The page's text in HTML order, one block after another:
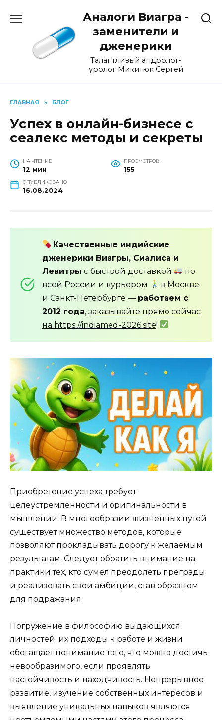
Аналоги Виагра -
заменители и
дженерики
Талантливый андролог-
уролог Микитюк Сергей
ГЛАВНАЯ » БЛОГ
Успех в онлайн-бизнесе с
сеалекс методы и секреты
НА ЧТЕНИЕ
12 мин
ПРОСМОТРОВ
155
ОПУБЛИКОВАНО
16.08.2024
Качественные индийские
дженерики Виагры, Сиалиса и
Левитры с быстрой доставкой
по
всей России и курьером
в Москве
и Санкт-Петербурге — работаем с
2012 года, заказывайте прямо сейчас
на https://indiamed-2026.site!
Приобретение успеха требует
целеустремленности и оригинальности в
мышлении. В многообразии жизненных путей
существует множество методов, которые
позволяют прокладывать дорогу к желаемым
результатам. Следует обратить внимание на
практики тех, кто сумел преодолеть преграды
и реализовать свои амбиции, став образцом
для подражания.
Погружение в философию выдающихся
личностей, их подходы к работе и жизни
обогащает понимание того, что можно достичь
невообразимого, если проявлять
настойчивость и находчивость. Непрерывное
развитие, изучение собственных интересов и
выявление уникальных навыков являются